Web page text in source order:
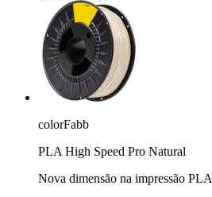
colorFabb
PLA High Speed Pro Natural
Nova dimensão na impressão PLA